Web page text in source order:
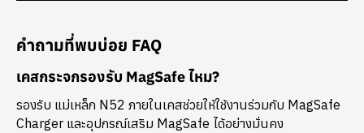
คำถามที่พบบ่อย FAQ
เคสกระจกรองรับ MagSafe ไหม?
รองรับ แม่เหล็ก N52 ภายในเคสช่วยให้ใช้งานร่วมกับ MagSafe
Charger และอุปกรณ์เสริม MagSafe ได้อย่างมั่นคง